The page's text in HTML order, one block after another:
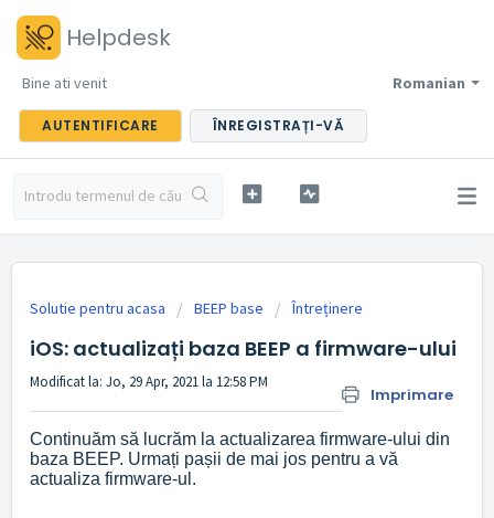
Helpdesk
Romanian
Bine ati venit
AUTENTIFICARE ÎNREGISTRAȚI-VĂ
Solutie pentru acasa BEEP base Întreținere
iOS: actualizați baza BEEP a firmware-ului
Imprimare
Modificat la: Jo, 29 Apr, 2021 la 12:58 PM
Continuăm să lucrăm la actualizarea firmware-ului din
baza BEEP. Urmați pașii de mai jos pentru a vă
actualiza firmware-ul.